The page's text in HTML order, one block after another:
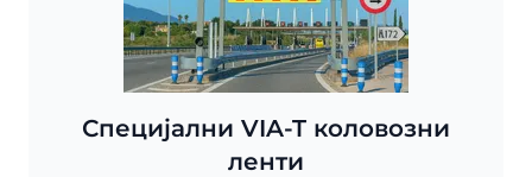
Специјални VIA-T коловозни
ленти